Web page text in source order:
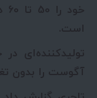
است.
تولیدکننده‌ای
آگوست را بدون